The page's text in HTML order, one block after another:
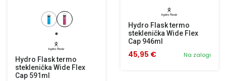
Hydro Flask termo
steklenička Wide Flex
Cap 591ml
Hydro Flask termo
steklenička Wide Flex
Cap 946ml
Na zalogi
45,95 €